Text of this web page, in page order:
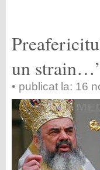
un
• publicat la: 16